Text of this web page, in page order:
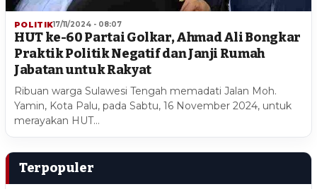
POLITIK17/11/2024 - 08:07
HUT ke-60 Partai Golkar, Ahmad Ali Bongkar
Praktik Politik Negatif dan Janji Rumah
Jabatan untuk Rakyat
Ribuan warga Sulawesi Tengah memadati Jalan Moh.
Yamin, Kota Palu, pada Sabtu, 16 November 2024, untuk
merayakan HUT…
Terpopuler